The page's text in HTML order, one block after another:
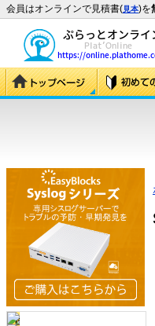
会員はオンラインで見積書(見本)を